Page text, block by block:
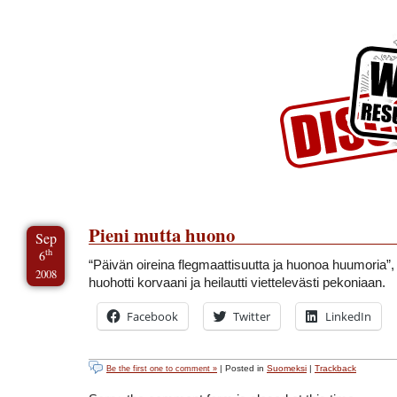
Sep
6th
2008
Pieni mutta huono
“Päivän oireina flegmaattisuutta ja huonoa
huohotti korvaani ja heilautti viettelevästi pekoniaan.
Facebook Twitter LinkedIn
Be the first one to comment » | Posted in Suomeksi | Trackback